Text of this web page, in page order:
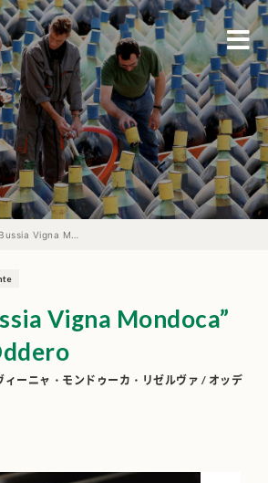
Vigna Mondoca”
ィーニャ・モンドゥーカ・リゼルヴァ / オッデ